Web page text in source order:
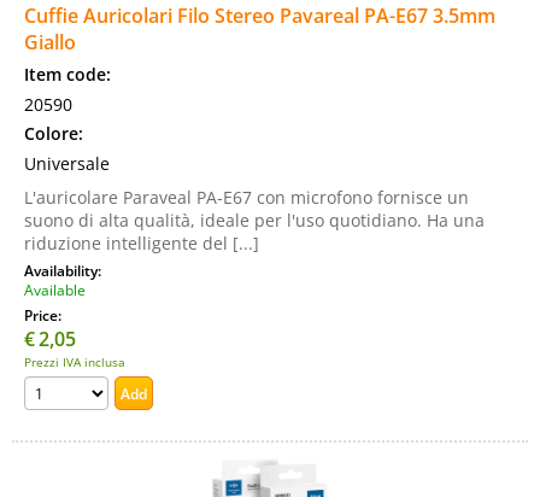
Cuffie Auricolari Filo Stereo Pavareal PA-E67 3.5mm
Giallo
Item code:
20590
Colore:
Universale
L'auricolare Paraveal PA-E67 con microfono fornisce un
suono di alta qualità, ideale per l'uso quotidiano. Ha una
riduzione intelligente del [...]
Availability:
Available
Price:
€2,05
Prezzi IVA inclusa